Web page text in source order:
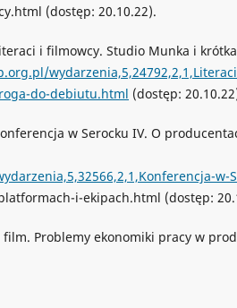
(dostęp: 20.10.22).
i filmowcy. Studio Munka i
do-debiutu.html (dostęp:
w Serocku IV. O
w-
i-ekipach.html (dostęp:
film. Problemy ekonomiki pracy w